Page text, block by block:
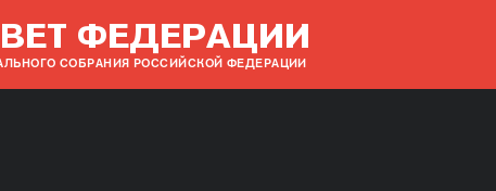
ФЕДЕРАЦИИ
СОБРАНИЯ РОССИЙСКОЙ ФЕДЕРАЦИИ